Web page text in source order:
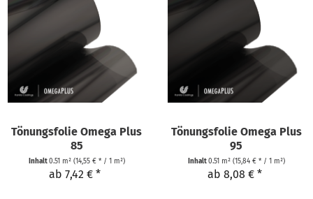
Tönungsfolie Omega Plus
85
Inhalt0.51 m² (14,55 € * / 1 m²)
ab 7,42 € *
Tönungsfolie Omega Plus
95
Inhalt0.51 m² (15,84 € * / 1 m²)
ab 8,08 € *